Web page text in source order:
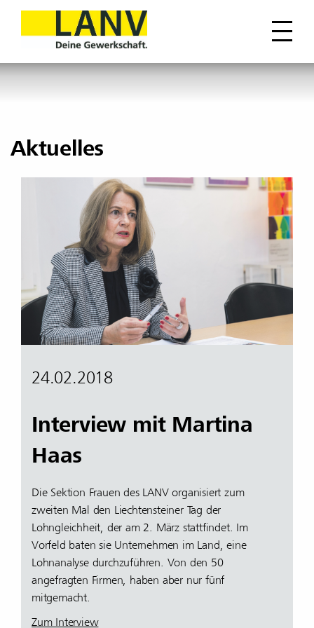
Aktuelles
24.02.2018
Interview mit Martina
Haas
Die Sektion Frauen des LANV organisiert zum
zweiten Mal den Liechtensteiner Tag der
Lohngleichheit, der am 2. März stattfindet. Im
Vorfeld baten sie Unternehmen im Land, eine
Lohnanalyse durchzuführen. Von den 50
angefragten Firmen, haben aber nur fünf
mitgemacht.
Zum Interview